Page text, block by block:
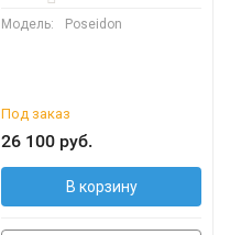
Модель: Poseidon
Под заказ
26 100 руб.
В корзину